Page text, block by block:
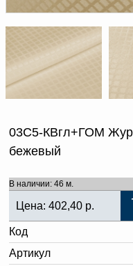
Новости | Статьи
03С5-КВгл+ГОМ
бежевый
В наличии: 46 м.
Цена: 402,40 р.
Код
Артикул